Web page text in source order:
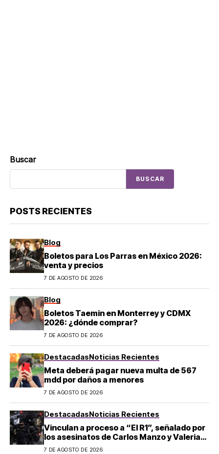
Buscar
BUSCAR
POSTS RECIENTES
Blog
Boletos para Los Parras en México 2026:
venta y precios
7 DE AGOSTO DE 2026
Blog
Boletos Taemin en Monterrey y CDMX
2026: ¿dónde comprar?
7 DE AGOSTO DE 2026
DestacadasNoticias Recientes
Meta deberá pagar nueva multa de 567
mdd por daños a menores
7 DE AGOSTO DE 2026
DestacadasNoticias Recientes
Vinculan a proceso a “El R1”, señalado por
los asesinatos de Carlos Manzo y Valeria
Márquez
7 DE AGOSTO DE 2026